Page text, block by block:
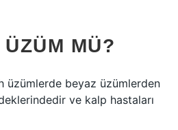
MÜ?
üzümlerde beyaz üzümlerden
ve kalp hastaları